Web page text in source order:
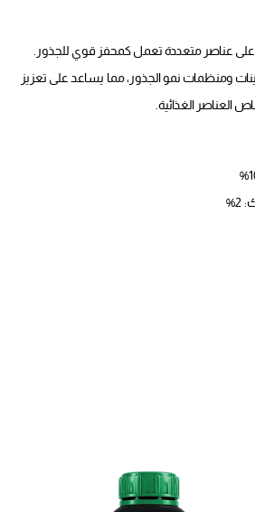
عناصر متعددة تعمل كمحفز قوي للجذور.
ومنظمات نمو الجذور، مما يساعد على تعزيز
العناصر الغذائية.